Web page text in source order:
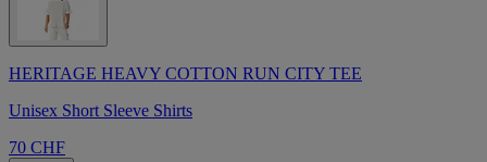
HERITAGE HEAVY COTTON RUN CITY TEE
Unisex Short Sleeve Shirts
70 CHF